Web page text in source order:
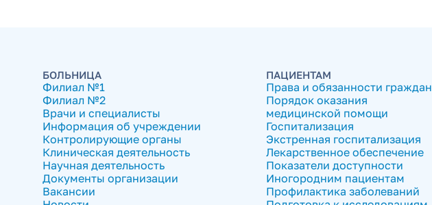
БОЛЬНИЦА
Филиал №1
Филиал №2
Врачи и специалисты
Информация об учреждении
Контролирующие органы
Клиническая деятельность
Научная деятельность
Документы организации
Вакансии
ПАЦИЕНТАМ
Права и обязанности граждан
Порядок оказания
медицинской помощи
Госпитализация
Экстренная госпитализация
Лекарственное обеспечение
Показатели доступности
Иногородним пациентам
Профилактика заболеваний